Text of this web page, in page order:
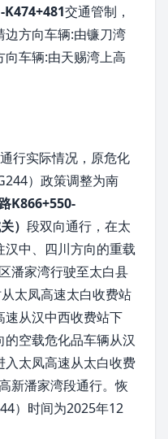
交通管制，
方向车辆:由镰刀湾
车辆:由天赐湾上高
行实际情况，原危化
）政策调整为南
K866+550-
） 段双向通行，在太
中、四川方向的重载
潘家湾行驶至太白县
太凤高速太白收费站
速从汉中西收费站下
空载危化品车辆从汉
太凤高速从太白收费
新潘家湾段通行。恢
）时间为2025年12